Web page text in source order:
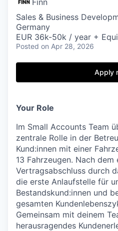
Finn
Sales & Business
Germany
EUR 36k-50k / year +
Posted on Apr 28, 2026
Apply
Your Role
Im Small Accounts Team
zentrale Rolle in der
Kund:innen mit einer
13 Fahrzeugen. Nach
Vertragsabschluss durch
die erste Anlaufstelle für
Bestandskund:innen und
gesamten
Gemeinsam mit deinem
herausragendes